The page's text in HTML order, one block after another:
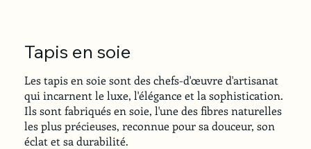
Tapis en soie
Les tapis en soie sont des chefs-d'œuvre d'artisanat
qui incarnent le luxe, l'élégance et la sophistication.
Ils sont fabriqués en soie, l'une des fibres naturelles
les plus précieuses, reconnue pour sa douceur, son
éclat et sa durabilité.